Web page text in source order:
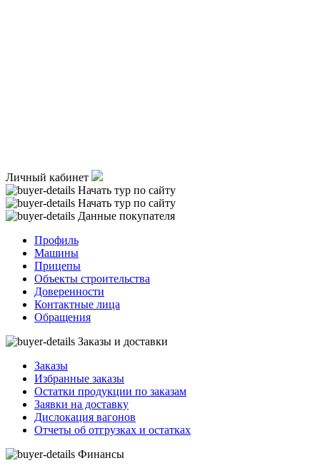
Личный кабинет
Начать тур по сайту
Начать тур по сайту
Данные покупателя
Профиль
Машины
Прицепы
Объекты строительства
Доверенности
Контактные лица
Обращения
Заказы и доставки
Заказы
Избранные заказы
Остатки продукции по заказам
Заявки на доставку
Дислокация вагонов
Отчеты об отгрузках и остатках
Финансы